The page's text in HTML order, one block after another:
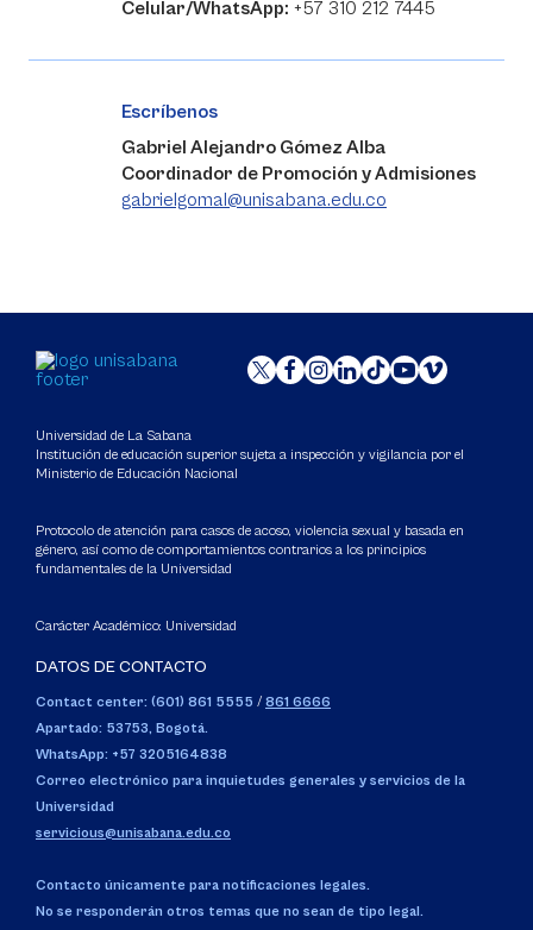
Celular/WhatsApp: +57 310 212 7445
Escríbenos
Gabriel Alejandro Gómez Alba
Coordinador de Promoción y Admisiones
gabrielgomal@unisabana.edu.co
Universidad de La Sabana
Institución de educación superior sujeta a inspección y vigilancia por el
Ministerio de Educación Nacional
Protocolo de atención para casos de acoso, violencia sexual y basada en
género, así como de comportamientos contrarios a los principios
fundamentales de la Universidad
Carácter Académico: Universidad
DATOS DE CONTACTO
Contact center: (601) 861 5555 / 861 6666
Apartado: 53753, Bogotá.
WhatsApp: +57 3205164838
Correo electrónico para inquietudes generales y servicios de la
Universidad
servicious@unisabana.edu.co
Contacto únicamente para notificaciones legales.
No se responderán otros temas que no sean de tipo legal.